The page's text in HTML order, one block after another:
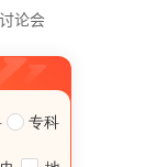
论会